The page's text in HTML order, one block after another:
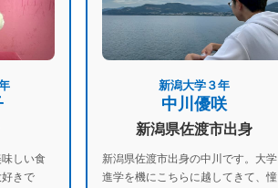
しい食
きで
新潟大学３年
中川優咲
新潟県佐渡市出身
新潟県佐渡市出身の中川です。大学
進学を機にこちらに越してきて、憧